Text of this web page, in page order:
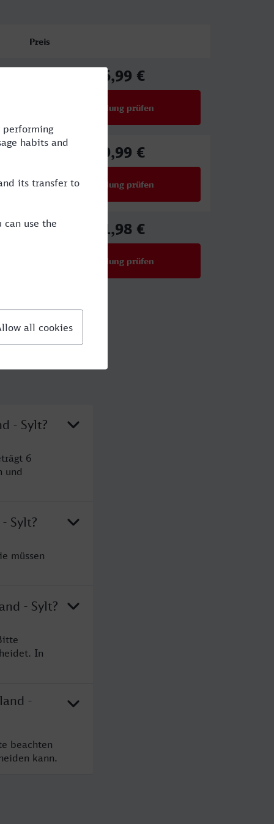
Preis
86,99 €
Verbindung prüfen
39,99 €
Verbindung prüfen
71,98 €
Verbindung prüfen
- Sylt?
6
und
Sylt?
müssen
- Sylt?
In
-
beachten
kann.